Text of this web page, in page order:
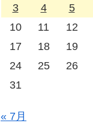
3
4 5
10
11 12
17
18 19
24
25 26
31
« 7月